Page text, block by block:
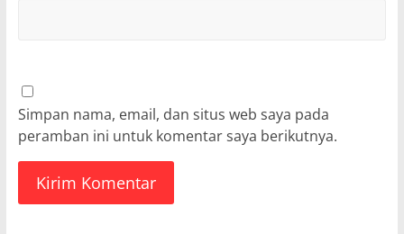
Simpan nama, email, dan situs web saya pada
peramban ini untuk komentar saya berikutnya.